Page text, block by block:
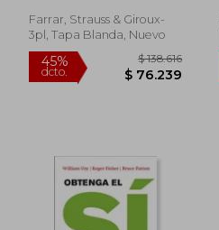
Farrar, Strauss & Giroux-
3pl, Tapa Blanda, Nuevo